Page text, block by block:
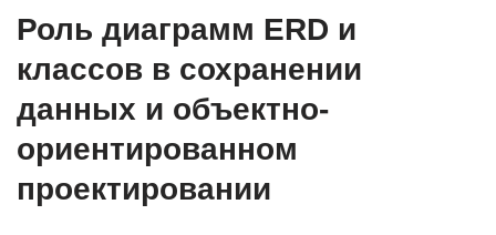
Роль диаграмм ERD и
классов в сохранении
данных и объектно-
ориентированном
проектировании